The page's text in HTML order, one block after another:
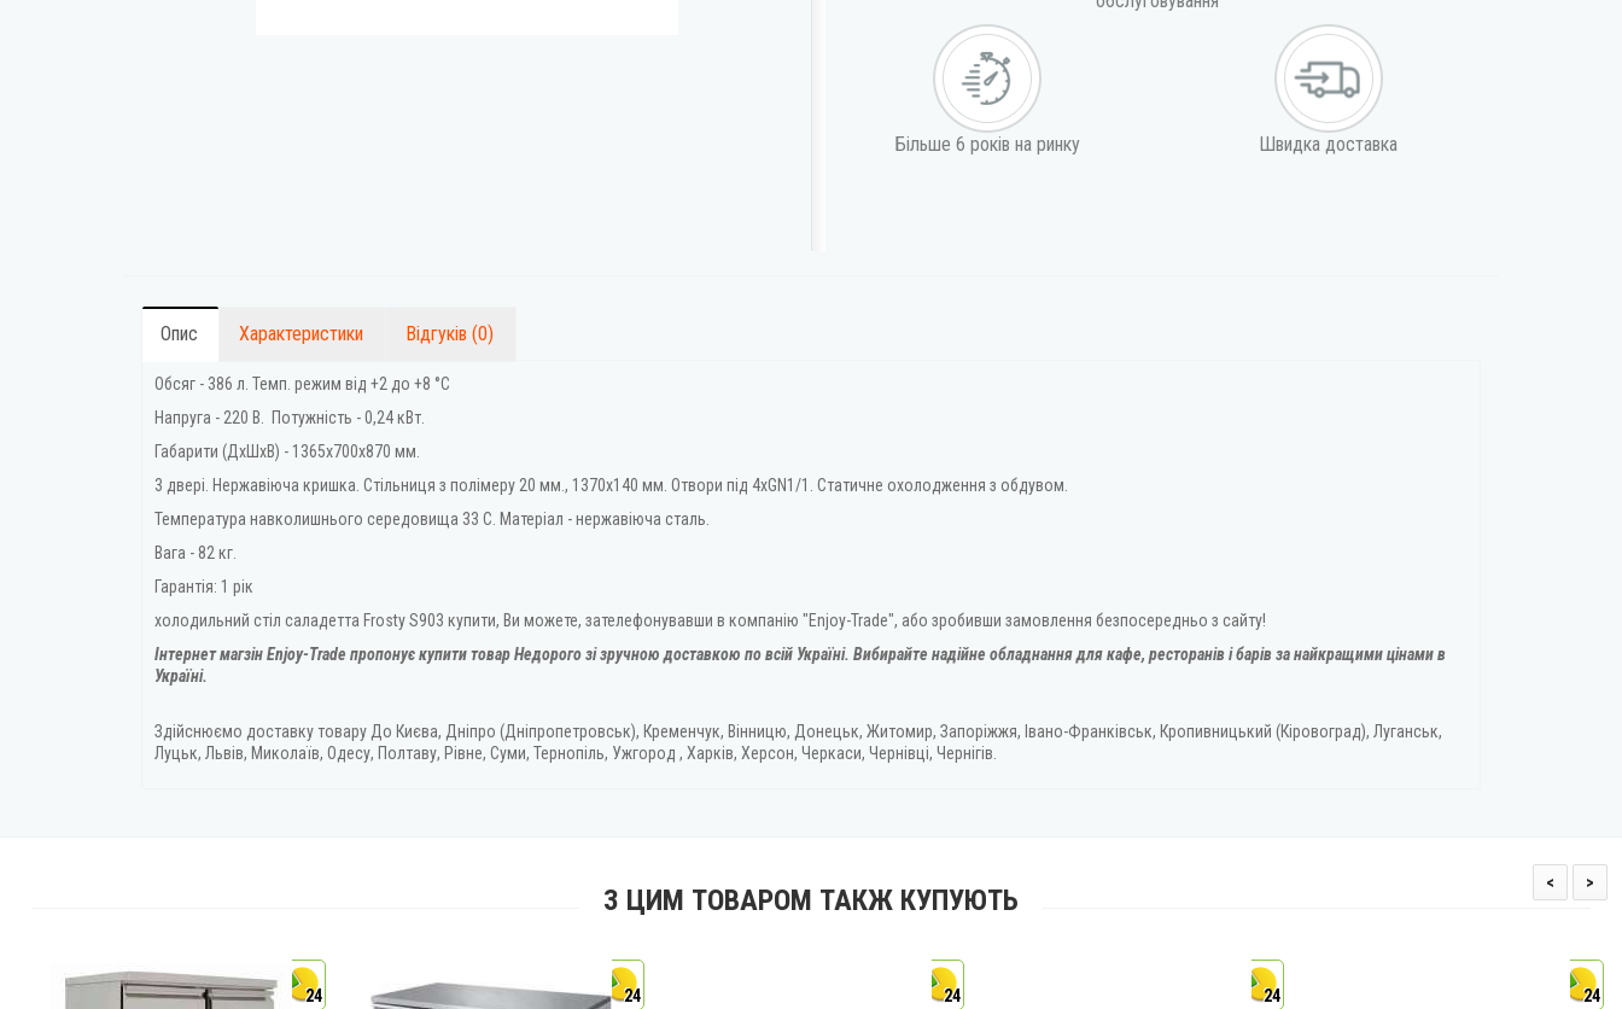
Більше 6 років на ринку Швидка доставка
Опис Характеристики Відгуків (0)
Обсяг - 386 л. Темп. режим від +2 до +8 °C
Напруга - 220 В. Потужність - 0,24 кВт.
Габарити (ДхШхВ) - 1365x700x870 мм.
3 двері. Нержавіюча кришка. Стільниця з полімеру 20 мм., 1370х140 мм. Отвори під 4xGN1/1. Статичне охолодження з обдувом.
Температура навколишнього середовища 33 С. Матеріал - нержавіюча сталь.
Вага - 82 кг.
Гарантія: 1 рік
холодильний стіл саладетта Frosty S903 купити, Ви можете, зателефонувавши в компанію "Enjoy-Trade", або зробивши замовлення безпосередньо з сайту!
Інтернет магзін Enjoy-Trade пропонує купити товарНедорого зі зручною доставкою по всій Україні. Вибирайте надійне обладнання для кафе, ресторанів і барів за найкращими цінами в
Україні.
Здійснюємо доставку товару До Києва, Дніпро (Дніпропетровськ), Кременчук, Вінницю, Донецьк, Житомир, Запоріжжя, Івано-Франківськ, Кропивницький (Кіровоград), Луганськ,
Луцьк, Львів, Миколаїв, Одесу, Полтаву, Рівне, Суми, Тернопіль, Ужгород , Харків, Херсон, Черкаси, Чернівці, Чернігів.
З ЦИМ ТОВАРОМ ТАКЖ КУПУЮТЬ
24 24 24 24 24
< >